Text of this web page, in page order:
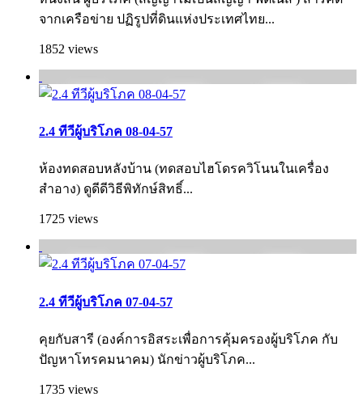
จากเครือข่าย ปฏิรูปที่ดินแห่งประเทศไทย...
1852 views
2.4 ทีวีผู้บริโภค 08-04-57
ห้องทดสอบหลังบ้าน (ทดสอบไฮโดรควิโนนในเครื่อง
สำอาง) ดูดีดีวิธีพิทักษ์สิทธิ์...
1725 views
2.4 ทีวีผู้บริโภค 07-04-57
คุยกับสารี (องค์การอิสระเพื่อการคุ้มครองผู้บริโภค กับ
ปัญหาโทรคมนาคม) นักข่าวผู้บริโภค...
1735 views